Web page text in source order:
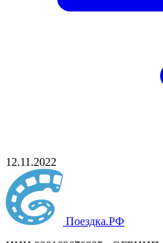
12.11.2022
Поездка.РФ